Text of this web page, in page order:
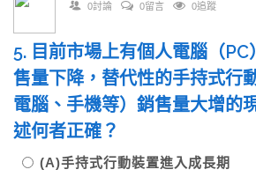
0討論 0留言 0追蹤
5. 目前市場上有個人電腦（PC
售量下降，替代性的手持式行
電腦、手機等）銷售量大增的
述何者正確？
(A)手持式行動裝置進入成長期